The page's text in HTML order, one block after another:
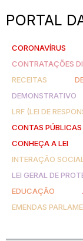
PORTAL
CORONAVÍRUS
CONTRATAÇÕES
RECEITAS
DEMONSTRATIVO
LRF (LEI DE
CONTAS PÚBLICAS
CONHEÇA A LEI
INTERAÇÃO SOCIAL
LEI GERAL DE
EDUCAÇÃO
EMENDAS